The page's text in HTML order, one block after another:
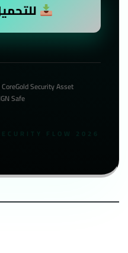
Gold Security Asset
Safe
FLOW 2026